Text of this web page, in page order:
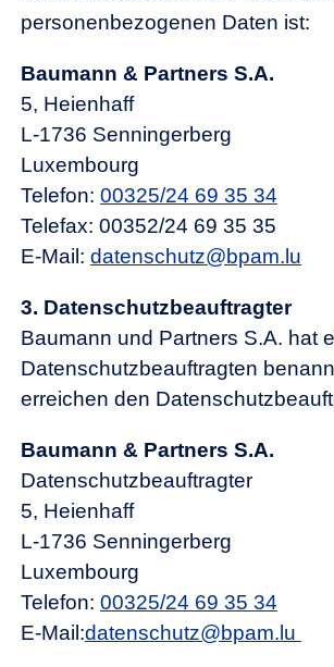
personenbezogenen Daten ist:
Baumann & Partners S.A.
5, Heienhaff
L-1736 Senningerberg
Luxembourg
Telefon: 00325/24 69 35 34
Telefax: 00352/24 69 35 35
E-Mail: d t nsch tz bp m l
3. Datenschutzbeauftragter
Baumann und Partners S.A. hat
Datenschutzbeauftragten
erreichen den
Baumann & Partners S.A.
Datenschutzbeauftragter
5, Heienhaff
L-1736 Senningerberg
Luxembourg
Telefon: 00325/24 69 35 34
E-Mail:d t nsch tz bp m l